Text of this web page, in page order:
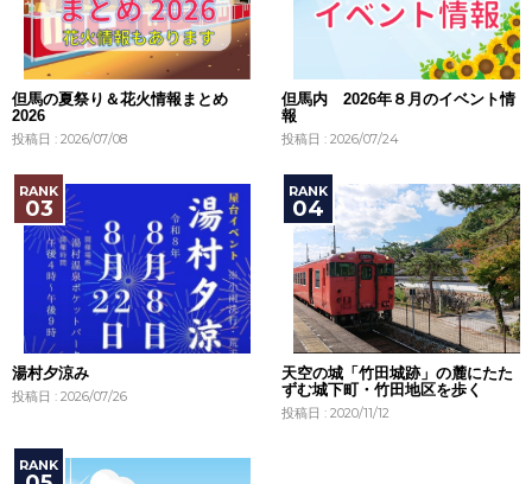
但馬の夏祭り＆花火情報まとめ
2026
投稿日 : 2026/07/08
但馬内 2026年８月のイベント情
報
投稿日 : 2026/07/24
湯村夕涼み
投稿日 : 2026/07/26
天空の城「竹田城跡」の麓にたた
ずむ城下町・竹田地区を歩く
投稿日 : 2020/11/12